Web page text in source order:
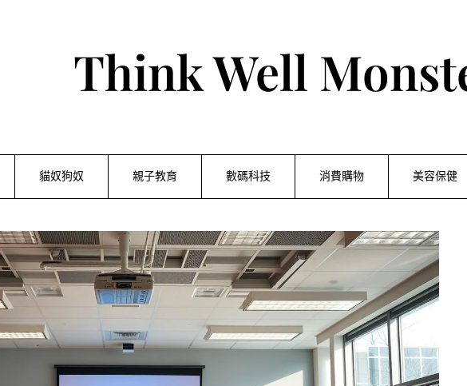
Think Well
貓奴狗奴 親子教育 數碼科技 消費購物 美容保健